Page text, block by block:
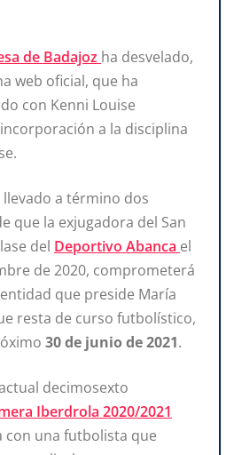
de Badajoz ha desvelado,
web oficial, que ha
con Kenni Louise
a la disciplina
llevado a término dos
que la exjugadora del San
del Deportivo Abanca el
de 2020, comprometerá
que preside María
resta de curso futbolístico,
30 de junio de 2021.
decimosexto
Iberdrola 2020/2021
con una futbolista que